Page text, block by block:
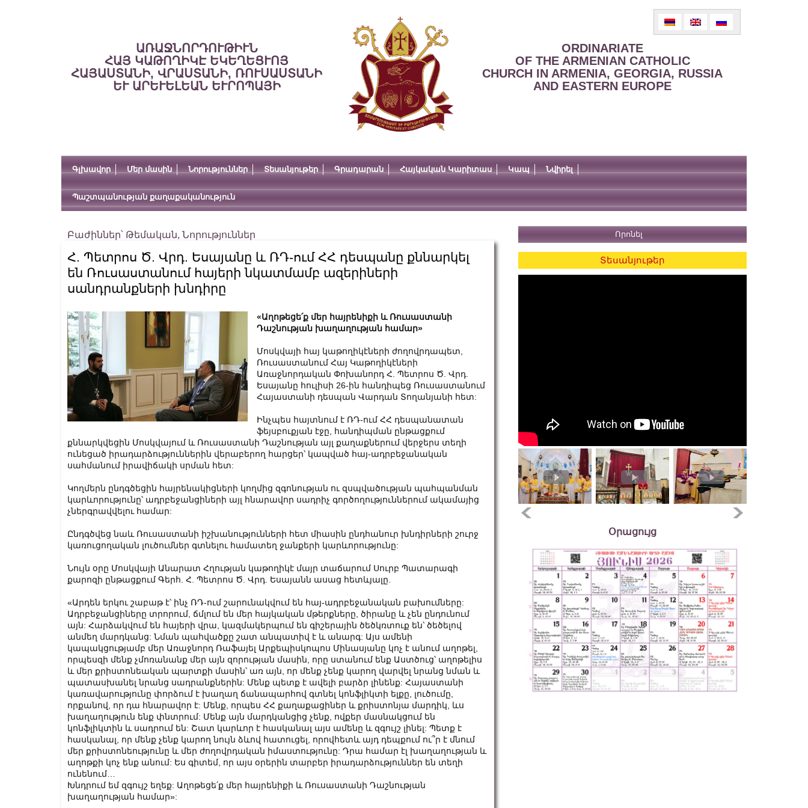
ԱՌԱՋՆՈՐԴՈՒԹԻՒՆ
ՀԱՅ ԿԱԹՈՂԻԿԷ ԵԿԵՂԵՑՒՈՅ
ՀԱՅԱՍՏԱՆԻ, ՎՐԱՍՏԱՆԻ, ՌՈՒՍԱՍՏԱՆԻ
ԵՒ ԱՐԵՒԵԼԵԱՆ ԵՒՐՈՊԱՅԻ
ORDINARIATE
OF THE ARMENIAN CATHOLIC
CHURCH IN ARMENIA, GEORGIA, RUSSIA
AND EASTERN EUROPE
Գլխավոր Մեր մասին Նորություններ Տեսանյութեր Գրադարան Հայկական Կարիտաս Կապ Նվիրել
Պաշտպանության քաղաքականություն
Բաժիններ՝ Թեմական, Նորություններ
Հ. Պետրոս Ծ. Վրդ. Եսայանը և ՌԴ-ում ՀՀ դեսպանը քննարկել
են Ռուսաստանում հայերի նկատմամբ ազերիների
սանդրանքների խնդիրը
«Աղոթեցե՛ք մեր հայրենիքի և Ռուսաստանի
Դաշնության խաղաղության համար»
Մոսկվայի հայ կաթողիկէների ժողովրդապետ,
Ռուսաստանում Հայ Կաթողիկէների
Առաջնորդական Փոխանորդ Հ. Պետրոս Ծ. Վրդ.
Եսայանը հուլիսի 26-ին հանդիպեց Ռուսաստանում
Հայաստանի դեսպան Վարդան Տողանյանի հետ:
Ինչպես հայտնում է ՌԴ-ում ՀՀ դեսպանատան
ֆեյսբուքյան էջը, հանդիպման ընթացքում
քննարկվեցին Մոսկվայում և Ռուսաստանի Դաշնության այլ քաղաքներում վերջերս տեղի
ունեցած իրադարձություններին վերաբերող հարցեր՝ կապված հայ-ադրբեջանական
սահմանում իրավիճակի սրման հետ:
Կողմերն ընդգծեցին հայրենակիցների կողմից զգոնության ու զսպվածության պահպանման
կարևորությունը՝ ադրբեջանցիների այլ հնարավոր սադրիչ գործողություններում ակամայից
չներգրավվելու համար:
Ընդգծվեց նաև Ռուսաստանի իշխանությունների հետ միասին ընդհանուր խնդիրների շուրջ
կառուցողական լուծումներ գտնելու համատեղ ջանքերի կարևորությունը:
Նույն օրը Մոսկվայի Անարատ Հղության կաթողիկէ մայր տաճարում Սուրբ Պատարագի
քարոզի ընթացքում Գերհ. Հ. Պետրոս Ծ. Վրդ. Եսայանն ասաց հետևյալը.
«Արդեն երկու շաբաթ է՝ ինչ ՌԴ-ում շարունակվում են հայ-ադրբեջանական բախումները:
Ադրբեջանցիները տրորում, ճմլում են մեր հայկական մթերքները, ծիրանը և չեն ընդունում
այն: Հարձակվում են հայերի վրա, կազմակերպում են գիշերային ծեծկռտուք են՝ ծեծելով
անմեղ մարդկանց: Նման պահվածքը շատ անպատիվ է և անարգ: Այս ամենի
կապակցությամբ մեր Առաջնորդ Ռաֆայել Արքեպիսկոպոս Մինասյանը կոչ է անում աղոթել,
որպեսզի մենք չմոռանանք մեր այն զորության մասին, որը ստանում ենք Աստծուց՝ աղոթելիս
և մեր քրիստոնեական պարտքի մասին՝ առ այն, որ մենք չենք կարող վարվել նրանց նման և
պատասխանել նրանց սադրանքներին: Մենք պետք է ավելի բարձր լինենք: Հայաստանի
կառավարությունը փորձում է խաղաղ ճանապարհով գտնել կոնֆլիկտի ելքը, լուծումը,
որքանով, որ դա հնարավոր է: Մենք, որպես ՀՀ քաղաքացիներ և քրիստոնյա մարդիկ, ևս
խաղաղություն ենք փնտրում: Մենք այն մարդկանցից չենք, ովքեր մասնակցում են
կոնֆլիկտին և սադրում են: Շատ կարևոր է հասկանալ այս ամենը և զգույշ լինել: Պետք է
հասկանալ, որ մենք չենք կարող նույն ձևով հատուցել, որովհետև այդ դեպքում ու՞ր է մնում
մեր քրիստոնեությունը և մեր ժողովրդական իմաստությունը: Դրա համար էլ խաղաղության և
աղոթքի կոչ ենք անում: Ես գիտեմ, որ այս օրերին տարբեր իրադարձություններ են տեղի
ունենում…
Խնդրում եմ զգույշ եղեք: Աղոթեցե՛ք մեր հայրենիքի և Ռուսաստանի Դաշնության
խաղաղության համար»:
Տեսանյութեր
Օրացույց